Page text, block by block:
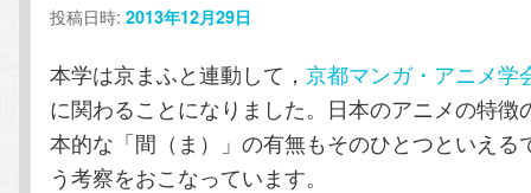
ン
ツ
ツ
へ
投稿日時:2013年12月29日
本学は京まふと連動して，京都マンガ・アニメ学
に関わることになりました。日本のアニメの特徴
本的な「間（ま）」の有無もそのひとつといえる
う考察をおこなっています。